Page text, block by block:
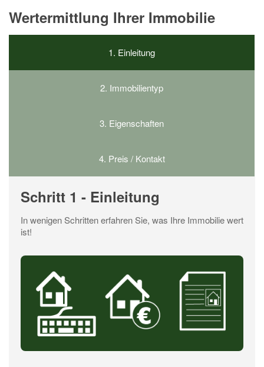
Wertermittlung Ihrer Immobilie
1. Einleitung
2. Immobilientyp
3. Eigenschaften
4. Preis / Kontakt
Schritt 1 - Einleitung
In wenigen Schritten erfahren Sie, was Ihre Immobilie wert
ist!